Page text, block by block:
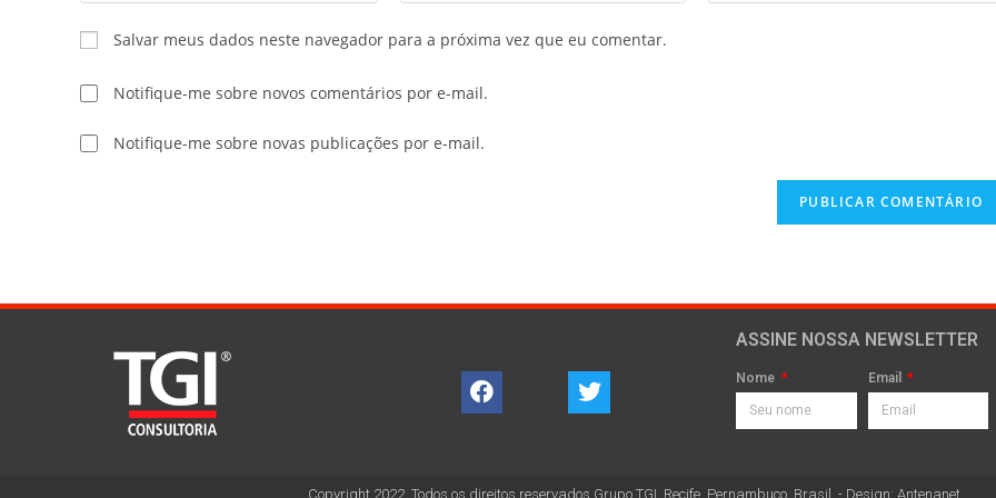
Salvar meus dados neste navegador para a próxima vez que eu comentar.
Notifique-me sobre novos comentários por e-mail.
Notifique-me sobre novas publicações por e-mail.
ASSINE NOSSA NEWSLETTER
Nome Email
Copyright 2022. Todos os direitos reservados Grupo TGI. Recife. Pernambuco, Brasil. - Design: Antenanet